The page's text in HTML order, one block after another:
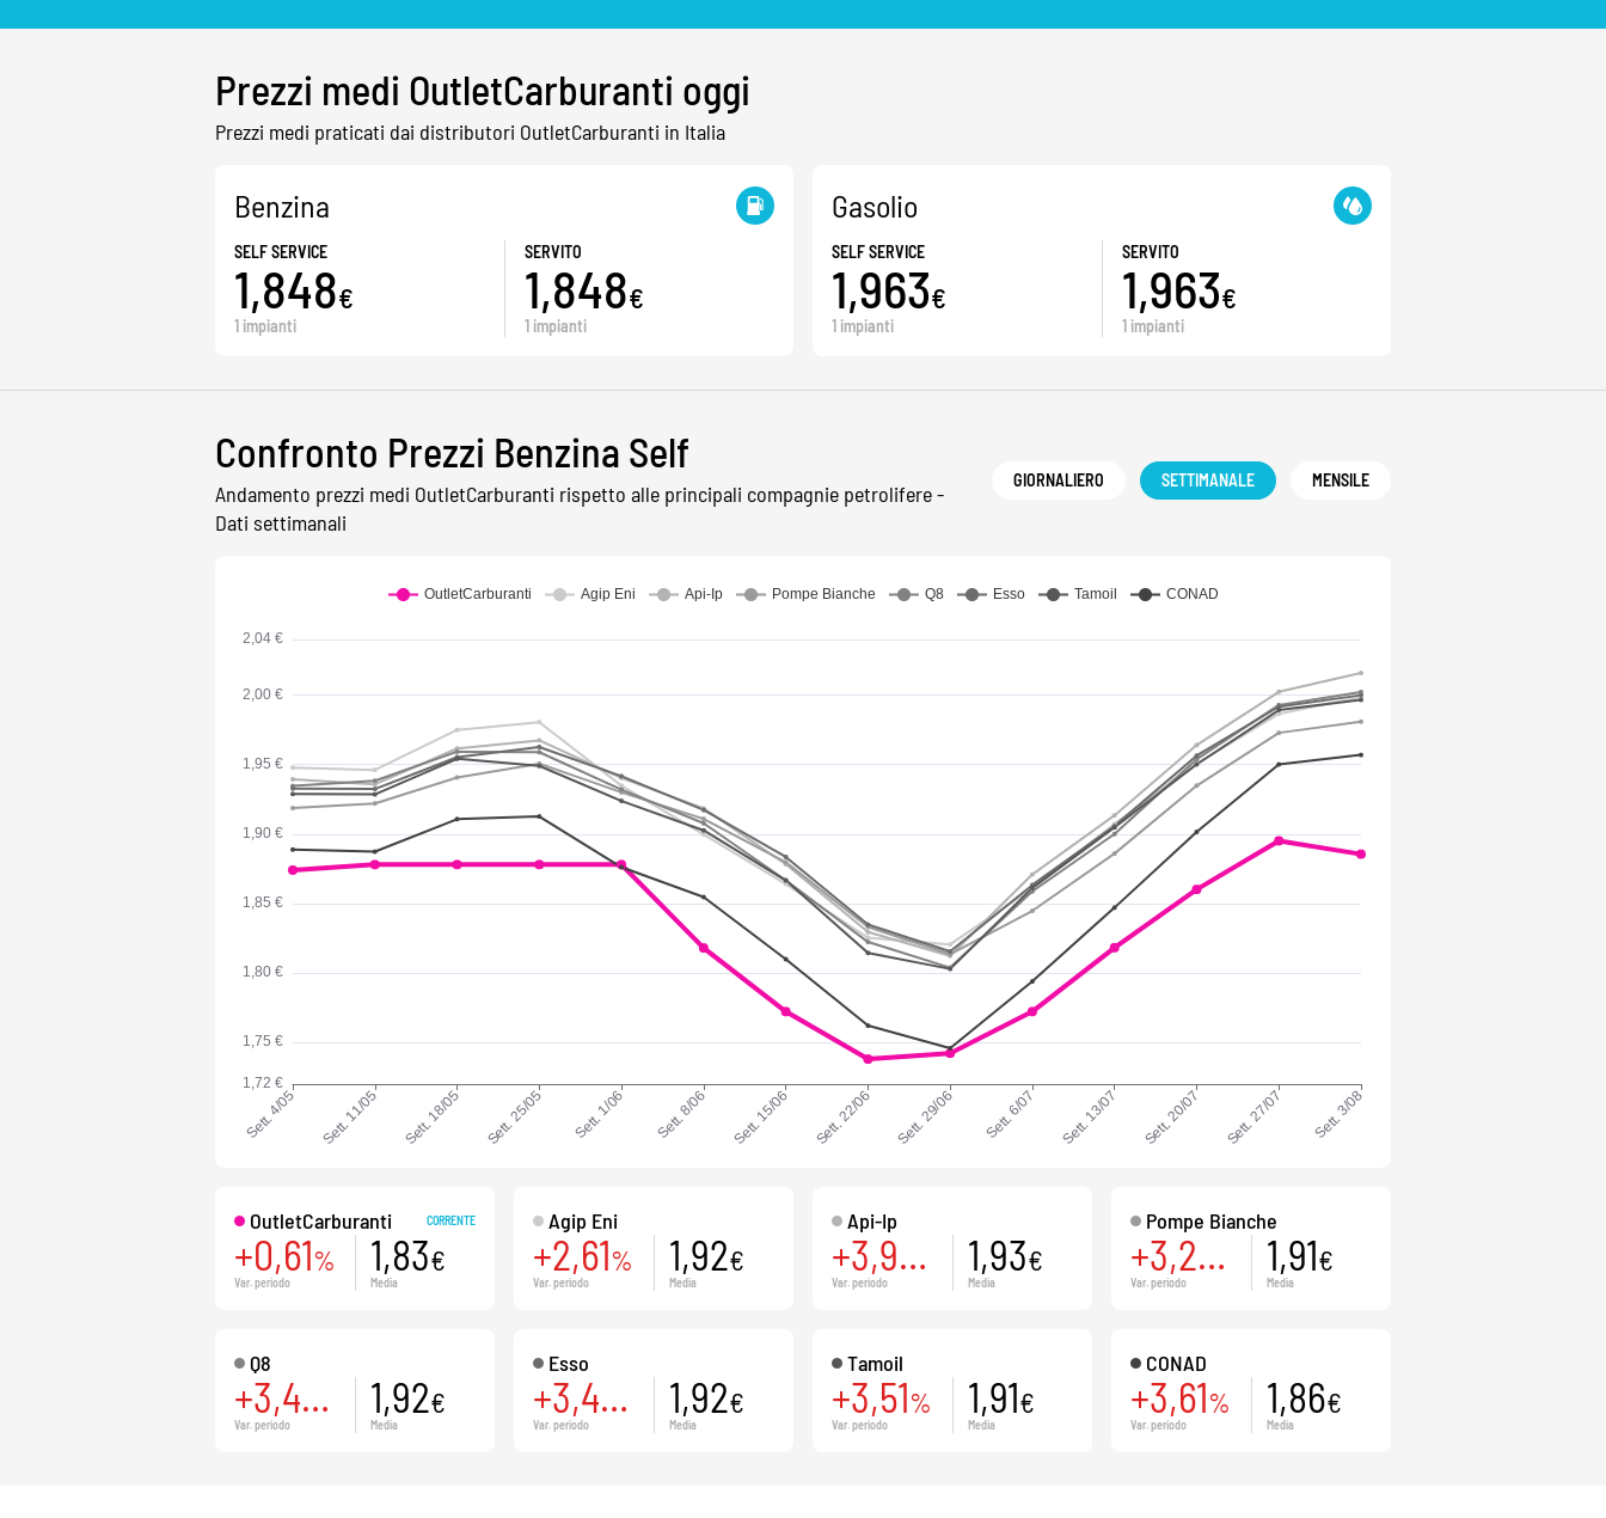
Prezzi medi OutletCarburanti oggi
Prezzi medi praticati dai distributori OutletCarburanti in Italia
Benzina
SELF SERVICE
1,848€
1 impianti
SERVITO
1,848€
1 impianti
Gasolio
SELF SERVICE
1,963€
1 impianti
SERVITO
1,963€
1 impianti
Confronto Prezzi Benzina Self
Andamento prezzi medi OutletCarburanti rispetto alle principali compagnie petrolifere -
Dati settimanali
GIORNALIERO SETTIMANALE MENSILE
OutletCarburanti CORRENTE
+0,61%
Var. periodo
1,83€
Media
Agip Eni
+2,61%
Var. periodo
1,92€
Media
Api-Ip
+3,94%
Var. periodo
1,93€
Media
Pompe Bianche
+3,24%
Var. periodo
1,91€
Media
Q8
+3,49%
Var. periodo
1,92€
Media
Esso
+3,48%
Var. periodo
1,92€
Media
Tamoil
+3,51%
Var. periodo
1,91€
Media
CONAD
+3,61%
Var. periodo
1,86€
Media